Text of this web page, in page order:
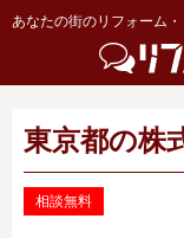
あなたの街のリフォーム
東京都の株
相談無料